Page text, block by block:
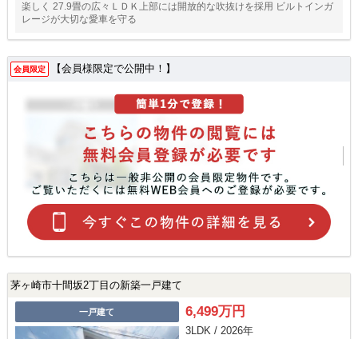
楽しく 27.9畳の広々ＬＤＫ上部には開放的な吹抜けを採用 ビルトインガ
レージが大切な愛車を守る
会員限定 【会員様限定で公開中！】
茅ヶ崎市十間坂2丁目の新築一戸建て
一戸建て 6,499万円
3LDK / 2026年